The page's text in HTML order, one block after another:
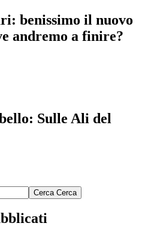
benissimo il nuovo
andremo a finire?
Sulle Ali del
Cerca Cerca